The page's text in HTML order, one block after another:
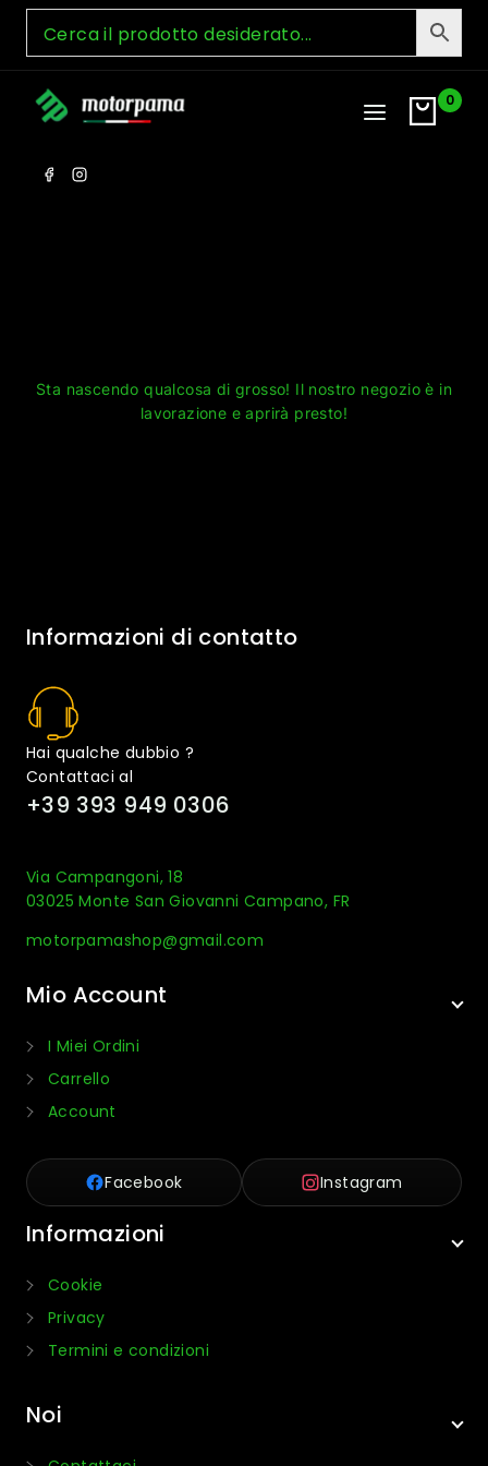
Skip
content
0
Sta nascendo qualcosa di grosso! Il nostro negozio è in
lavorazione e aprirà presto!
Informazioni di contatto
Hai qualche dubbio ?
Contattaci al
+39 393 949 0306
Via Campangoni, 18
03025 Monte San Giovanni Campano, FR
motorpamashop@gmail.com
Mio Account
I Miei Ordini
Carrello
Account
Facebook Instagram
Informazioni
Cookie
Privacy
Termini e condizioni
Noi